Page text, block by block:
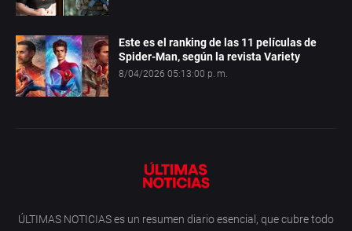
Este es el ranking de las 11 películas de
Spider-Man, según la revista Variety
8/04/2026 05:13:00 p. m.
ÚLTIMAS NOTICIAS es un resumen diario esencial, que cubre todo